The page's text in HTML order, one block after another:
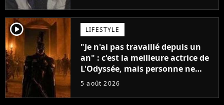
player2 LIFESTYLE
"Je n'ai pas travaillé depuis un
an" : c'est la meilleure actrice de
L'Odyssée, mais personne ne
veut lui donner de rôle au
5 août 2026